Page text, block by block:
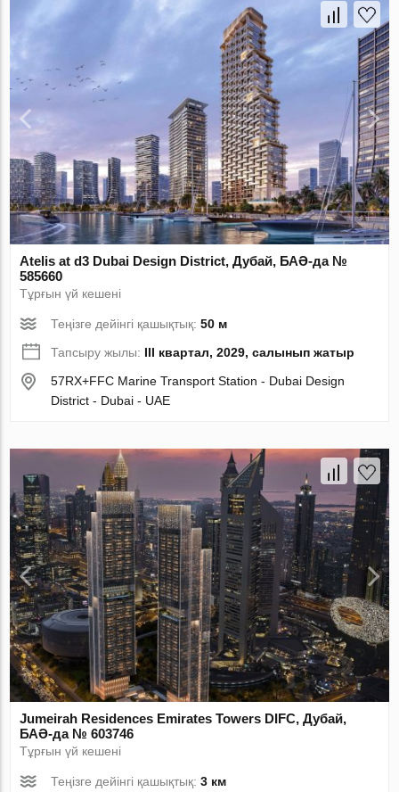
Atelis at d3 Dubai Design District, Дубай, БАӘ-да №
585660
Тұрғын үй кешені
Теңізге дейінгі қашықтық:50 м
Тапсыру жылы: III квартал, 2029, салынып жатыр
57RX+FFC Marine Transport Station - Dubai Design
District - Dubai - UAE
Jumeirah Residences Emirates Towers DIFC, Дубай,
БАӘ-да № 603746
Тұрғын үй кешені
Теңізге дейінгі қашықтық:3 км